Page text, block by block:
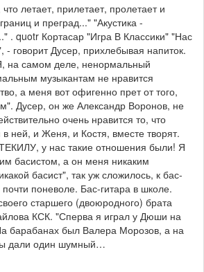
летает, прилетает, пролетает и
и преград..." "Акустика -
. quotr Кортасар "Игра В Классики" "Нас
- говорит Дусер, прихлебывая напиток.
на самом деле, ненормальный
музыкантам не нравится
а меня вот офигенно прет от того,
Дусер, он же Александр Воронов, не
очень нравится то, что
ней, и Женя, и Костя, вместе творят.
у нас такие отношения были! Я
басистом, а он меня никаким
басист", так уж сложилось, к бас-
поневоле. Бас-гитара в школе.
старшего (двоюродного) брата
КСК. "Сперва я играл у Дюши на
барабанах был Валера Морозов, а на
дали один шумный…